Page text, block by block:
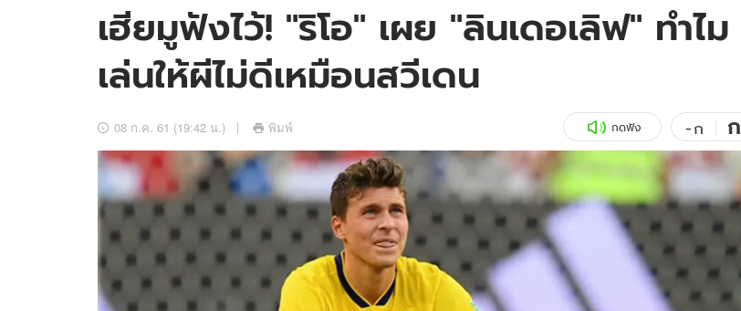
ข่าวบันเทิง
ข่าวกีฬา
ข่าวเศรษฐกิจ
อัปเดตจีน
เช็กข่าวชัวร์
สถิติหวยไทย
หวยลาว
วัยรุ่น
สุขภาพ
เที่ยว-กิน
Tasteful Thailand
Sanook Choice
ดาวน์โหลดสนุกแอปฟรี ติดตามสนุกโซเชียลได้ที่
เฮียมูฟังไว้! "ริโอ" เผย "ลินเดอเลิฟ" ทำไม
เล่นให้ผีไม่ดีเหมือนสวีเดน
08 ก.ค. 61 (19:42 น.) พิมพ์ กดฟัง -ก ก